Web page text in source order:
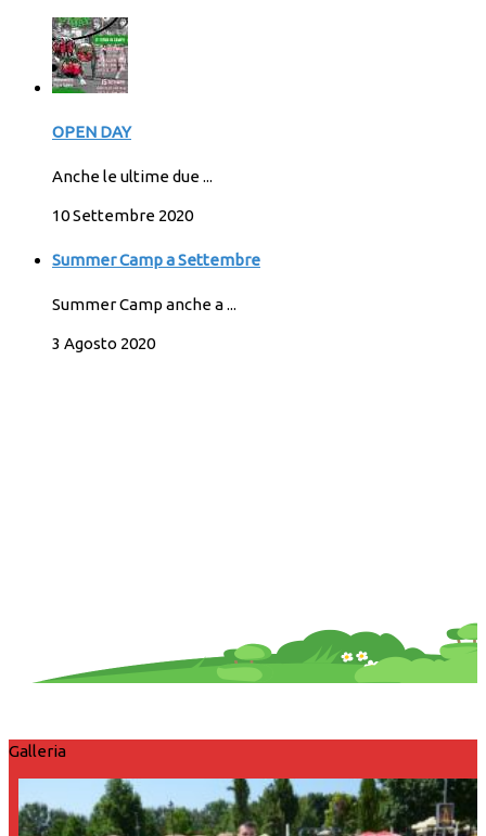
OPEN DAY
Anche le ultime due ...
10 Settembre 2020
Summer Camp a Settembre
Summer Camp anche a ...
3 Agosto 2020
Galleria